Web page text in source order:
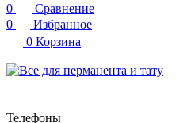
0
Сравнение
0
Избранное
0 Корзина
Телефоны